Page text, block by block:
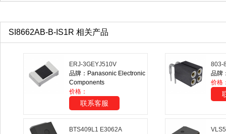
SI8662AB-B-IS1R 相关产品
ERJ-3GEYJ510V
品牌：Panasonic Electronic
Components
价格：
联系客服
803-
品牌
价格
BTS409L1 E3062A